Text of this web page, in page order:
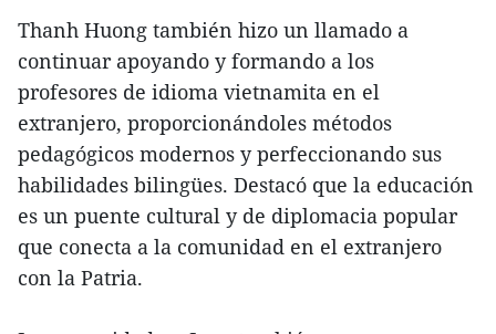
Thanh Huong también hizo un llamado a
continuar apoyando y formando a los
profesores de idioma vietnamita en el
extranjero, proporcionándoles métodos
pedagógicos modernos y perfeccionando sus
habilidades bilingües. Destacó que la educación
es un puente cultural y de diplomacia popular
que conecta a la comunidad en el extranjero
con la Patria.